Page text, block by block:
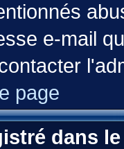
e-mail
page
dans